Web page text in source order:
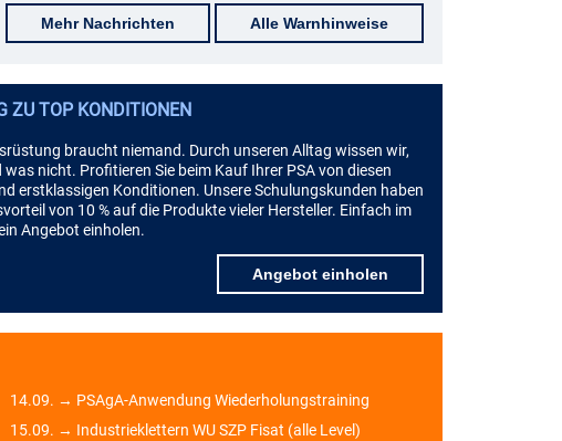
Mehr Nachrichten Alle Warnhinweise
ZU TOP KONDITIONEN
braucht niemand. Durch unseren Alltag wissen wir,
nicht. Profitieren Sie beim Kauf Ihrer PSA von diesen
erstklassigen Konditionen. Unsere Schulungskunden haben
von 10 % auf die Produkte vieler Hersteller. Einfach im
Angebot einholen.
Angebot einholen
14.09. → PSAgA-Anwendung Wiederholungstraining
15.09. → Industrieklettern WU SZP Fisat (alle Level)